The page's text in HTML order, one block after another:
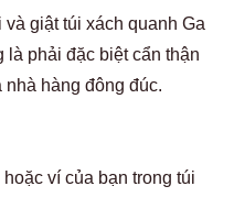
giật túi xách quanh Ga
là phải đặc biệt cẩn thận
hàng đông đúc.
ví của bạn trong túi